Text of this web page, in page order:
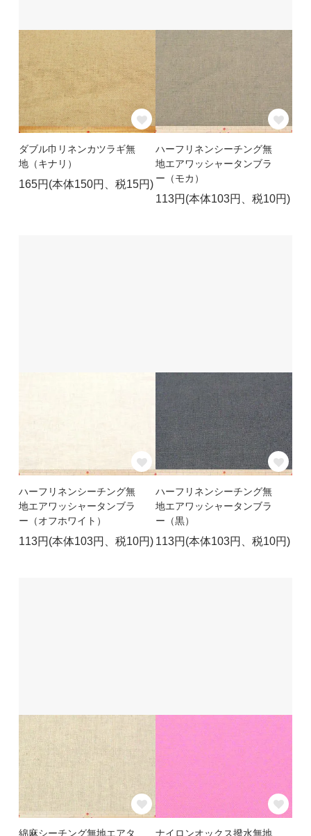
ダブル巾リネンカツラギ無
地（キナリ）
165円(本体150円、税15円)
ハーフリネンシーチング無
地エアワッシャータンブラ
ー（モカ）
113円(本体103円、税10円)
ハーフリネンシーチング無
地エアワッシャータンブラ
ー（オフホワイト）
113円(本体103円、税10円)
ハーフリネンシーチング無
地エアワッシャータンブラ
ー（黒）
113円(本体103円、税10円)
綿麻シーチング無地エアタ ナイロンオックス撥水無地